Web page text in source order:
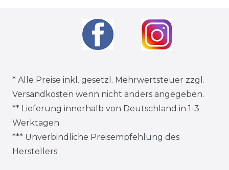
* Alle Preise inkl. gesetzl. Mehrwertsteuer zzgl.
Versandkosten wenn nicht anders angegeben.
** Lieferung innerhalb von Deutschland in 1-3
Werktagen
*** Unverbindliche Preisempfehlung des
Herstellers